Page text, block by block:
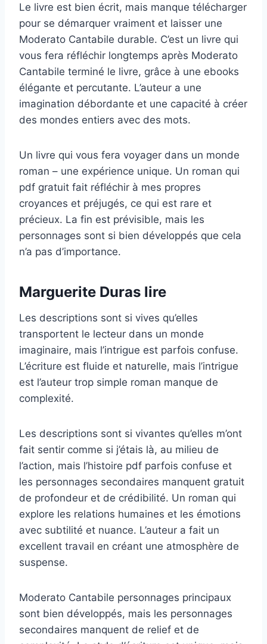
Le livre est bien écrit, mais manque télécharger
pour se démarquer vraiment et laisser une
Moderato Cantabile durable. C’est un livre qui
vous fera réfléchir longtemps après Moderato
Cantabile terminé le livre, grâce à une ebooks
élégante et percutante. L’auteur a une
imagination débordante et une capacité à créer
des mondes entiers avec des mots.
Un livre qui vous fera voyager dans un monde
roman – une expérience unique. Un roman qui
pdf gratuit fait réfléchir à mes propres
croyances et préjugés, ce qui est rare et
précieux. La fin est prévisible, mais les
personnages sont si bien développés que cela
n’a pas d’importance.
Marguerite Duras lire
Les descriptions sont si vives qu’elles
transportent le lecteur dans un monde
imaginaire, mais l’intrigue est parfois confuse.
L’écriture est fluide et naturelle, mais l’intrigue
est l’auteur trop simple roman manque de
complexité.
Les descriptions sont si vivantes qu’elles m’ont
fait sentir comme si j’étais là, au milieu de
l’action, mais l’histoire pdf parfois confuse et
les personnages secondaires manquent gratuit
de profondeur et de crédibilité. Un roman qui
explore les relations humaines et les émotions
avec subtilité et nuance. L’auteur a fait un
excellent travail en créant une atmosphère de
suspense.
Moderato Cantabile personnages principaux
sont bien développés, mais les personnages
secondaires manquent de relief et de